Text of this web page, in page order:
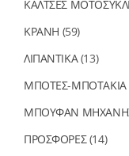
ΚΑΛΤΣΕΣ
ΚΡΑΝΗ (59)
ΛΙΠΑΝΤΙΚΑ(13)
ΜΠΟΤΕΣ-ΜΠΟΤΑΚΙΑ
ΜΠΟΥΦΑΝ
ΠΡΟΣΦΟΡΕΣ(14)